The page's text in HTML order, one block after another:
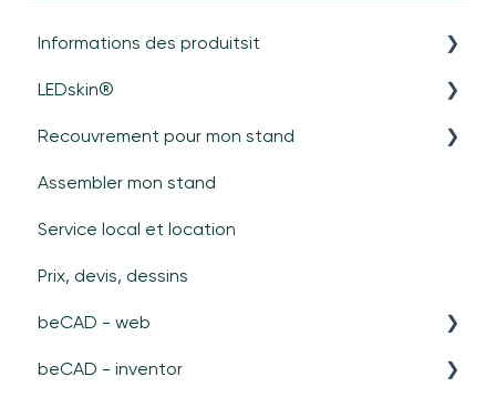
Informations des produitsit
Général
Cadres
Portes
beTV
LEDskin®
Général
Matériel
Contenu
Spécifications
Hybrid LEDskin®
Assistance
Recouvrement pour mon stand
Recouvrements durs (panneaux/verre)
Textile
Assembler mon stand
Service local et location
Prix, devis, dessins
beCAD - web
Create module beCAD
beCAD - inventor